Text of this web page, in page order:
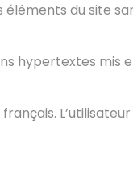
du site
hypertextes mis